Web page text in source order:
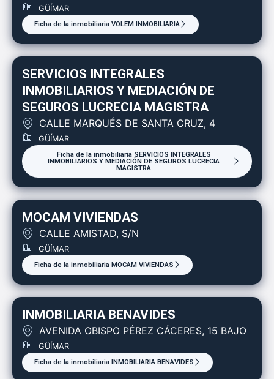
GÜÍMAR
Ficha de la inmobiliaria VOLEM INMOBILIARIA
SERVICIOS INTEGRALES
INMOBILIARIOS Y MEDIACIÓN DE
SEGUROS LUCRECIA MAGISTRA
CALLE MARQUÉS DE SANTA CRUZ, 4
GÜÍMAR
Ficha de la inmobiliaria SERVICIOS INTEGRALES
INMOBILIARIOS Y MEDIACIÓN DE SEGUROS LUCRECIA
MAGISTRA
MOCAM VIVIENDAS
CALLE AMISTAD, S/N
GÜÍMAR
Ficha de la inmobiliaria MOCAM VIVIENDAS
INMOBILIARIA BENAVIDES
AVENIDA OBISPO PÉREZ CÁCERES, 15 BAJO
GÜÍMAR
Ficha de la inmobiliaria INMOBILIARIA BENAVIDES